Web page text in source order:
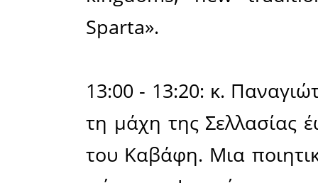
20:20 -
«Η μάχη